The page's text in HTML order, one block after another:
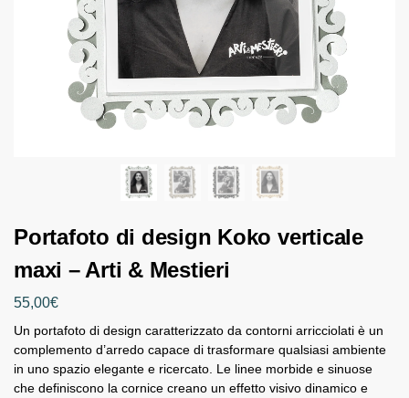
Portafoto di design Koko verticale
maxi – Arti & Mestieri
55,00€
Un portafoto di design caratterizzato da contorni arricciolati è un
complemento d’arredo capace di trasformare qualsiasi ambiente
in uno spazio elegante e ricercato. Le linee morbide e sinuose
che definiscono la cornice creano un effetto visivo dinamico e